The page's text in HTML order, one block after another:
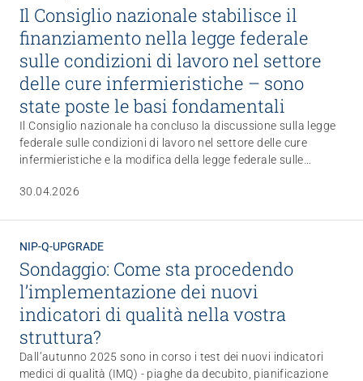
Il Consiglio nazionale stabilisce il
finanziamento nella legge federale
sulle condizioni di lavoro nel settore
delle cure infermieristiche – sono
state poste le basi fondamentali
Il Consiglio nazionale ha concluso la discussione sulla legge
federale sulle condizioni di lavoro nel settore delle cure
infermieristiche e la modifica della legge federale sulle
categoria CURAVIVA è chiaro: migliorare le condizioni di
30.04.2026
NIP-Q-UPGRADE
Sondaggio: Come sta procedendo
l’implementazione dei nuovi
indicatori di qualità nella vostra
struttura?
Dall’autunno 2025 sono in corso i test dei nuovi indicatori
medici di qualità (IMQ) - piaghe da decubito, pianificazione